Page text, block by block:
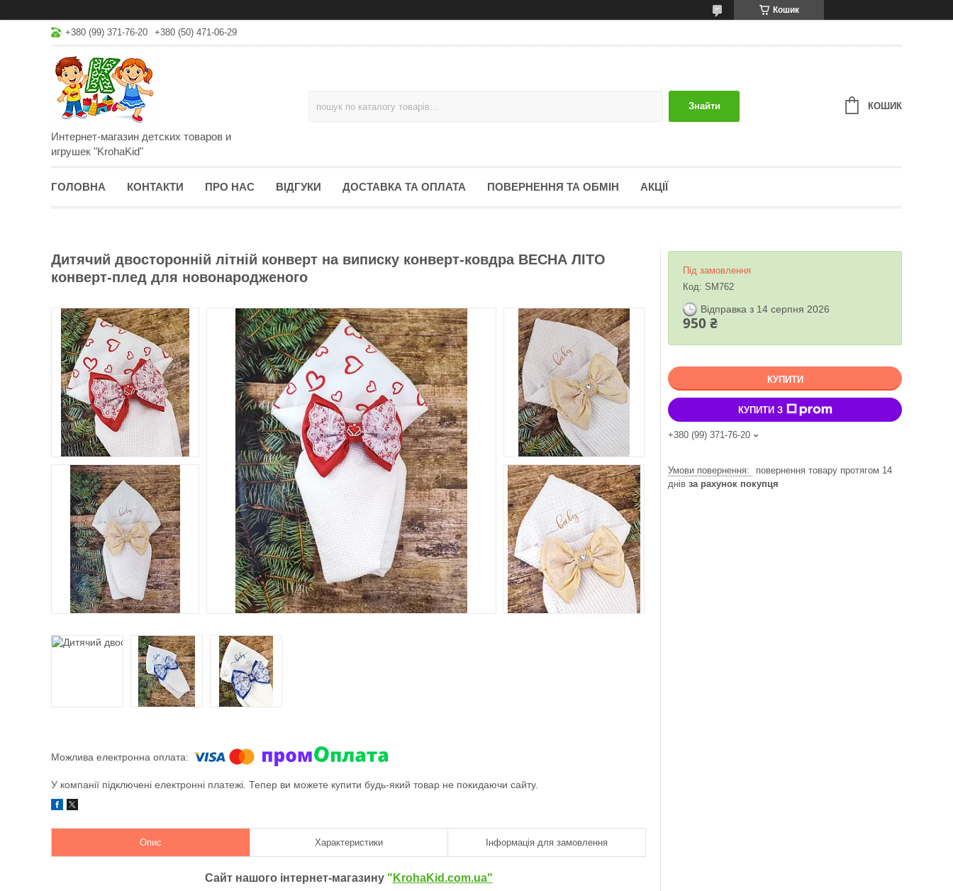
Кошик
+380 (99) 371-76-20 +380 (50) 471-06-29
Интернет-магазин детских товаров и
игрушек "KrohaKid"
Знайти КОШИК
ГОЛОВНА КОНТАКТИ ПРО НАС ВІДГУКИ ДОСТАВКА ТА ОПЛАТА ПОВЕРНЕННЯ ТА ОБМІН АКЦІЇ
Дитячий двосторонній літній конверт на виписку конверт-ковдра ВЕСНА ЛІТО
конверт-плед для новонародженого
У компанії підключені електронні платежі. Тепер ви можете купити будь-який товар не покидаючи сайту.
Опис Характеристики Інформація для замовлення
Сайт нашого інтернет-магазину " KrohaKid.com.ua"
Під замовлення
Код: SM762
Відправка з 14 серпня 2026
950 ₴
КУПИТИ
КУПИТИ З
+380 (99) 371-76-20
повернення товару протягом 14
днів за рахунок покупця